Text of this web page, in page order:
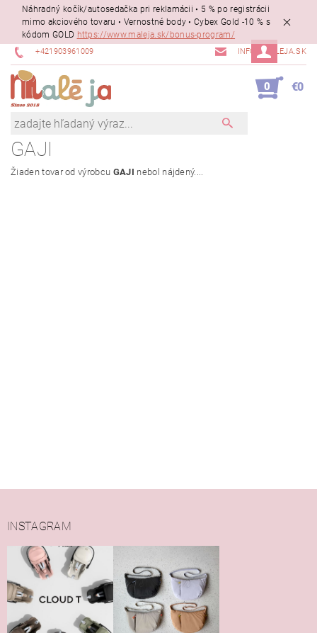
Náhradný kočík/autosedačka pri reklamácii • 5 % po registrácii
mimo akciového tovaru • Vernostné body • Cybex Gold -10 % s
kódom GOLD https://www.maleja.sk/bonus-program/
+421903961009 INFO@MALEJA.SK
0 €0
GAJI
Žiaden tovar od výrobcu GAJI nebol nájdený....
INSTAGRAM